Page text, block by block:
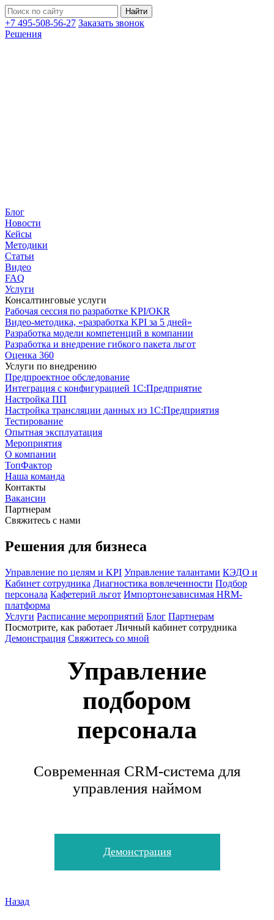
+7 495-508-56-27 Заказать звонок
Решения
Блог
Новости
Кейсы
Методики
Статьи
Видео
FAQ
Услуги
Консалтинговые услуги
Рабочая сессия по разработке KPI/OKR
Видео-методика, «разработка KPI за 5 дней»
Разработка модели компетенций в компании
Разработка и внедрение гибкого пакета льгот
Оценка 360
Услуги по внедрению
Предпроектное обследование
Интеграция с конфигурацией 1С:Предприятие
Настройка ПП
Настройка трансляции данных из 1С:Предприятия
Тестирование
Опытная эксплуатация
Мероприятия
О компании
ТопФактор
Наша команда
Контакты
Вакансии
Партнерам
Свяжитесь с нами
Решения для бизнеса
Управление по целям и KPI Управление талантами КЭДО и
Кабинет сотрудника Диагностика вовлеченности Подбор
персонала Кафетерий льгот Импортонезависимая HRM-
платформа
Услуги Расписание мероприятий Блог Партнерам
Посмотрите, как работает Личный кабинет сотрудника
Демонстрация Свяжитесь со мной
Управление
подбором
персонала
Современная CRM-система для
управления наймом
Демонстрация
Назад